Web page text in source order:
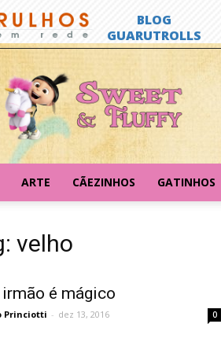
Sweet
&
Fluffy
ARTE CÃEZINHOS GATINHOS
velho
é mágico
Princiotti - dez 13, 2016 0